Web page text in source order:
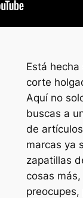
Está
corte
Aquí no
buscas a
de
marcas ya
zapatillas
cosas